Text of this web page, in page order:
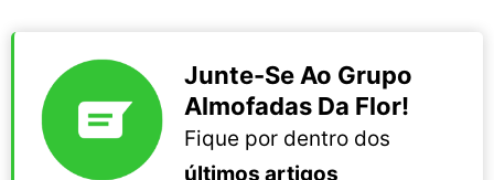
Junte-Se Ao Grupo
Almofadas Da Flor!
Fique por dentro dos
últimos artigos